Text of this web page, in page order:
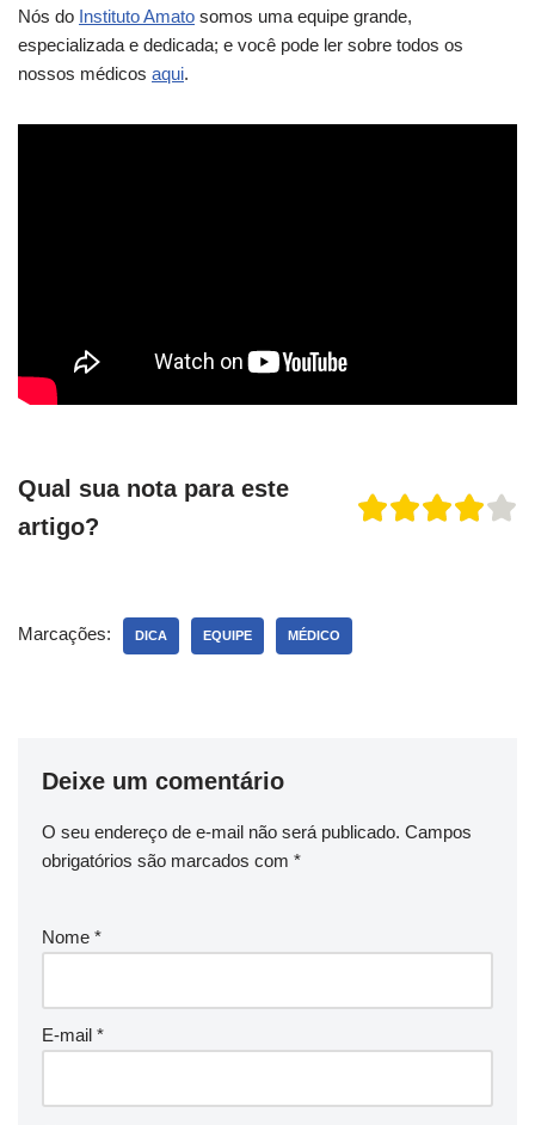
Nós do Instituto Amato somos uma equipe grande,
especializada e dedicada; e você pode ler sobre todos os
nossos médicos aqui.
Qual sua nota para este
artigo?
Marcações: DICA EQUIPE MÉDICO
Deixe um comentário
O seu endereço de e-mail não será publicado. Campos
obrigatórios são marcados com *
Nome *
E-mail *